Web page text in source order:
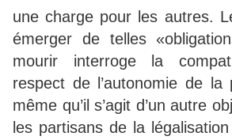
une charge pour les autres.
émerger de telles
mourir interroge la
respect de l’autonomie de la
même qu’il s’agit d’un autre
les partisans de la légalisation